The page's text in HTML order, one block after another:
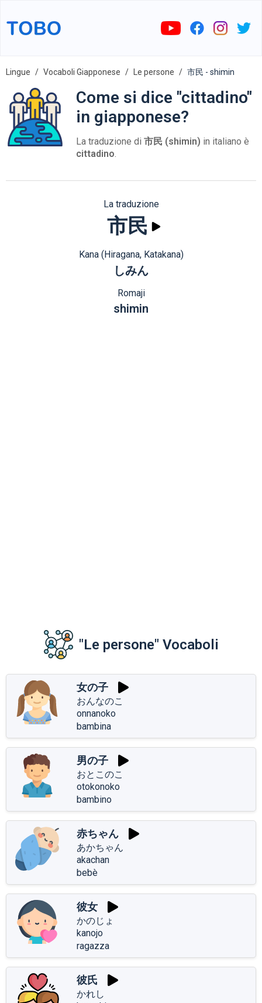
Lingue Vocaboli Giapponese Le persone 市民 - shimin
Come si dice "cittadino"
in giapponese?
La traduzione di 市民 (shimin) in italiano è
cittadino.
La traduzione
市民
Kana (Hiragana, Katakana)
しみん
Romaji
shimin
"Le persone" Vocaboli
女の子
おんなのこ
onnanoko
bambina
男の子
おとこのこ
otokonoko
bambino
赤ちゃん
あかちゃん
akachan
bebè
彼女
かのじょ
kanojo
ragazza
彼氏
かれし